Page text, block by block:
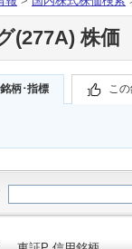
(277A) 株価
柄･指標 こ